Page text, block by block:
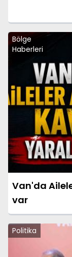
Bölge
Haberleri
Van'da
var
Politika